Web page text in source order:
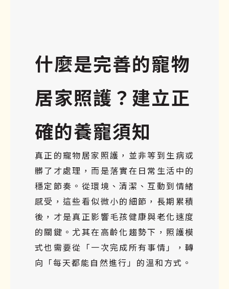
什麼是完善的寵物
居家照護？建立正
確的養寵須知
真正的寵物居家照護，並非等到生病或
髒了才處理，而是落實在日常生活中的
穩定節奏。從環境、清潔、互動到情緒
感受，這些看似微小的細節，長期累積
後，才是真正影響毛孩健康與老化速度
的關鍵。尤其在高齡化趨勢下，照護模
式也需要從「一次完成所有事情」，轉
向「每天都能自然進行」的溫和方式。